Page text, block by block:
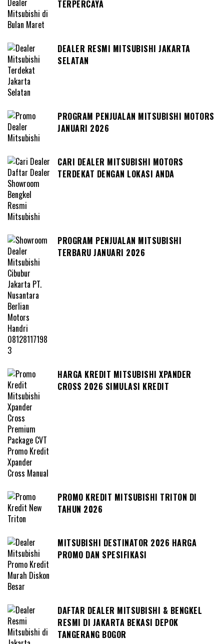
TERPERCAYA
DEALER RESMI MITSUBISHI JAKARTA
SELATAN
PROGRAM PENJUALAN MITSUBISHI MOTORS
JANUARI 2026
CARI DEALER MITSUBISHI MOTORS
TERDEKAT DENGAN LOKASI ANDA
PROGRAM PENJUALAN MITSUBISHI
TERBARU JANUARI 2026
HARGA KREDIT MITSUBISHI XPANDER
CROSS 2026 SIMULASI KREDIT
PROMO KREDIT MITSUBISHI TRITON DI
TAHUN 2026
MITSUBISHI DESTINATOR 2026 HARGA
PROMO DAN SPESIFIKASI
DAFTAR DEALER MITSUBISHI & BENGKEL
RESMI DI JAKARTA BEKASI DEPOK
TANGERANG BOGOR